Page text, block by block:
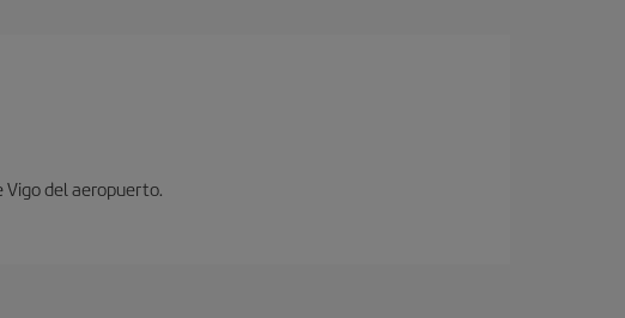
Vigo del aeropuerto.